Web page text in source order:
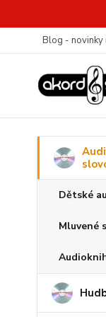
Blog - novinky
Dětské
Mluvené